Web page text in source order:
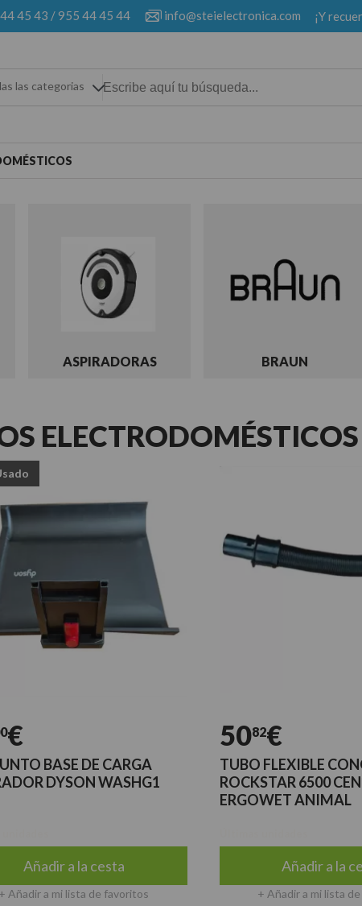
45 43 /955 44 45 44 info@steielectronica.com ¡Y
las categorias
ASPIRADORAS BRAUN
€
BASE DE CARGA
DYSON WASHG1
Añadir a la cesta
+ Añadir a mi lista de favoritos
5082€
TUBO FLEXIBLE
ROCKSTAR 6500
ERGOWET ANIMAL
Añadir a la
+ Añadir a mi lista